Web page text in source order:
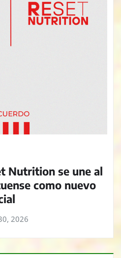
Nutrition se une al
como nuevo
2026